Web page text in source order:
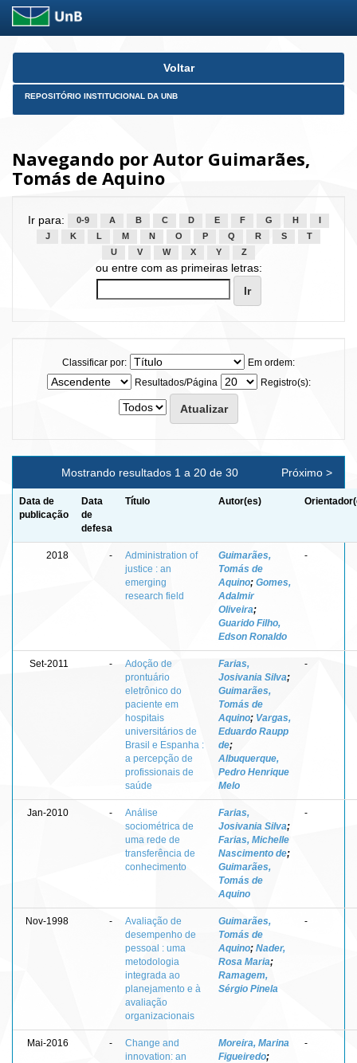
Skip
Voltar
REPOSITÓRIO INSTITUCIONAL DA UNB
Navegando por Autor Guimarães,
Tomás de Aquino
Ir para: 0-9 A B C D E F G H
J
K L M N O P Q R S
T
U
V W X Y Z
ou entre com as primeiras letras:
Classificar por:
Em ordem:
Resultados/Página
Registro(s):
Mostrando resultados 1 a 20 de 30 Próximo >
Data de
publicação
Data
de
defesa
Título Autor(es)
2018 -
Administration of
justice : an
emerging
research field
Guimarães,
Tomás de
Aquino; Gomes,
Adalmir
Oliveira;
Guarido Filho,
Edson Ronaldo
-
Set-2011 -
Adoção de
prontuário
eletrônico do
paciente em
hospitais
universitários de
Brasil e Espanha :
a percepção de
profissionais de
saúde
Farias,
Josivania Silva;
Guimarães,
Tomás de
Aquino; Vargas,
Eduardo Raupp
de;
Albuquerque,
Pedro Henrique
Melo
-
Jan-2010 -
Análise
sociométrica de
uma rede de
transferência de
conhecimento
Farias,
Josivania Silva;
Farias, Michelle
Nascimento de;
Guimarães,
Tomás de
Aquino
-
Nov-1998 -
Avaliação de
desempenho de
pessoal : uma
metodologia
integrada ao
planejamento e à
avaliação
organizacionais
Guimarães,
Tomás de
Aquino; Nader,
Rosa Maria;
Ramagem,
Sérgio Pinela
-
Mai-2016 -
Change and
innovation: an
Moreira, Marina
Figueiredo;
-